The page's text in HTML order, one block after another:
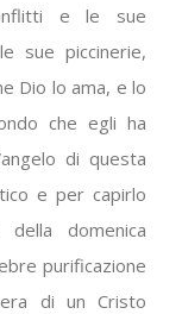
e le sue
sue piccinerie,
Dio lo ama, e lo
che egli ha
di questa
e per capirlo
domenica
purificazione
di un Cristo